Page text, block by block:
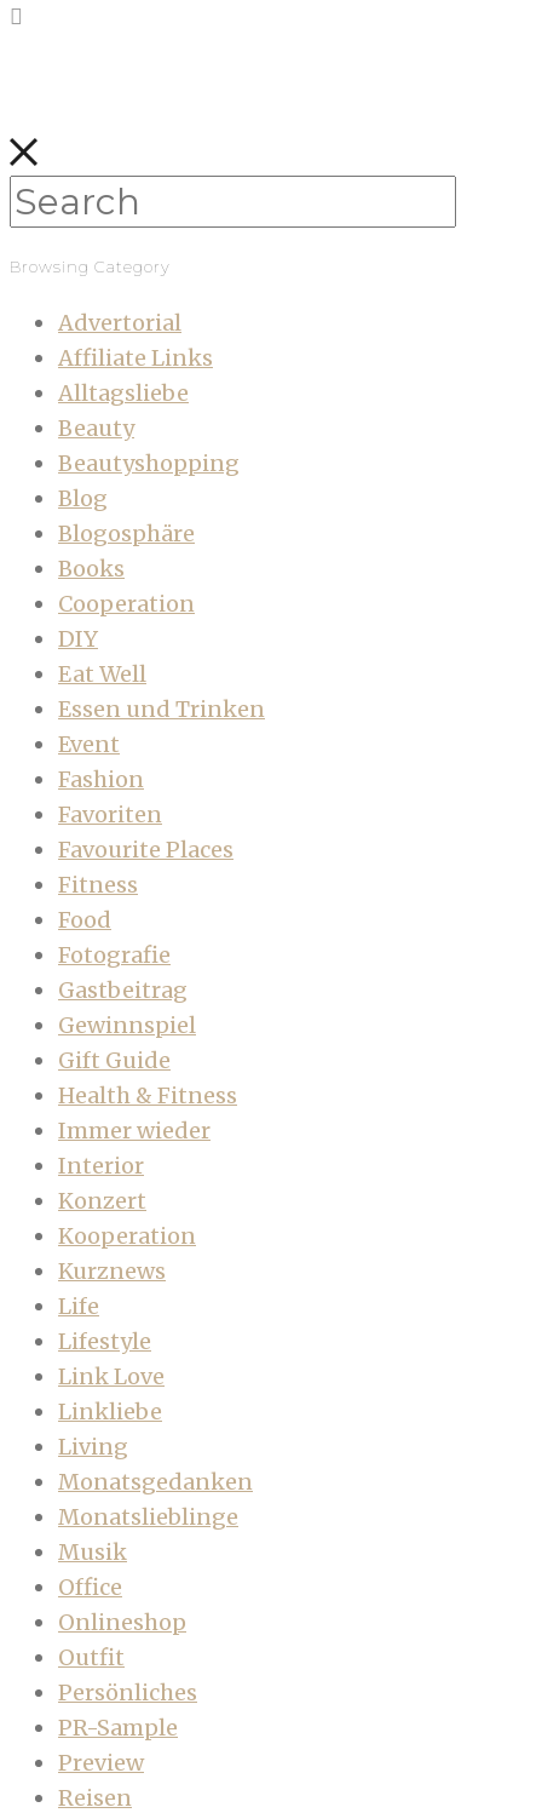
Browsing Category
Advertorial
Affiliate Links
Alltagsliebe
Beauty
Beautyshopping
Blog
Blogosphäre
Books
Cooperation
DIY
Eat Well
Essen und Trinken
Event
Fashion
Favoriten
Favourite Places
Fitness
Food
Fotografie
Gastbeitrag
Gewinnspiel
Gift Guide
Health & Fitness
Immer wieder
Interior
Konzert
Kooperation
Kurznews
Life
Lifestyle
Link Love
Linkliebe
Living
Monatsgedanken
Monatslieblinge
Musik
Office
Onlineshop
Outfit
Persönliches
PR-Sample
Preview
Reisen